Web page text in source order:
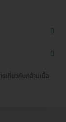
รเกี่ยวกับกล้ามเนื้อ